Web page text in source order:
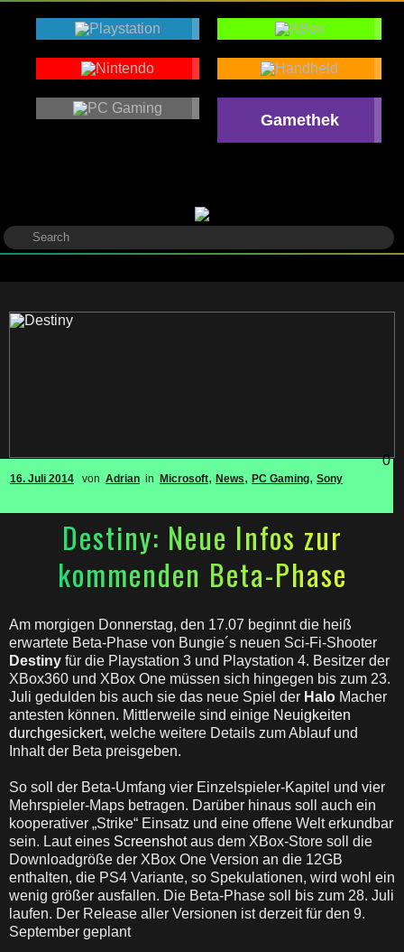
Gamethek
16. Juli 2014 von Adrian in Microsoft, News, PC Gaming, Sony
0
Destiny: Neue Infos zur
kommenden Beta-Phase
Am morgigen Donnerstag, den 17.07 beginnt die heiß
erwartete Beta-Phase von Bungie´s neuen Sci-Fi-Shooter
Destiny für die Playstation 3 und Playstation 4. Besitzer der
XBox360 und XBox One müssen sich hingegen bis zum 23.
Juli gedulden bis auch sie das neue Spiel der Halo Macher
antesten können. Mittlerweile sind einige Neuigkeiten
durchgesickert, welche weitere Details zum Ablauf und
Inhalt der Beta preisgeben.
So soll der Beta-Umfang vier Einzelspieler-Kapitel und vier
Mehrspieler-Maps betragen. Darüber hinaus soll auch ein
kooperativer „Strike“ Einsatz und eine offene Welt erkundbar
sein. Laut eines Screenshotaus dem XBox-Store soll die
Downloadgröße der XBox One Version an die 12GB
enthalten, die PS4 Variante, so Spekulationen, wird wohl ein
wenig größer ausfallen. Die Beta-Phase soll bis zum 28. Juli
laufen. Der Release aller Versionen ist derzeit für den 9.
September geplant